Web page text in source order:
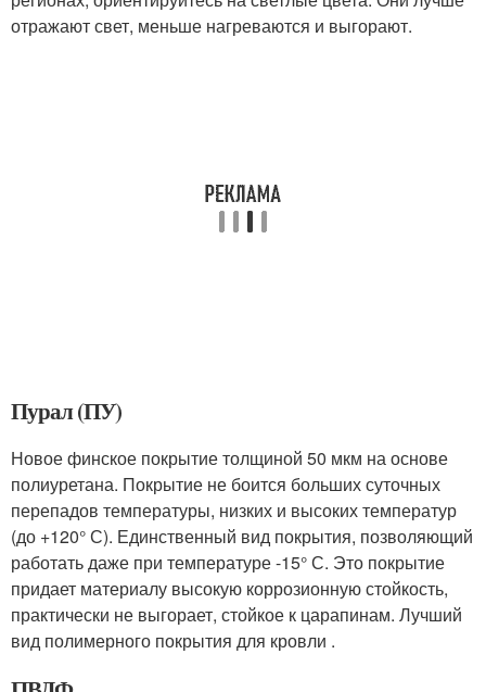
отражают свет, меньше нагреваются и выгорают.
Пурал (ПУ)
Новое финское покрытие толщиной 50 мкм на основе
полиуретана. Покрытие не боится больших суточных
перепадов температуры, низких и высоких температур
(до +120° С). Единственный вид покрытия, позволяющий
работать даже при температуре -15° С. Это покрытие
придает материалу высокую коррозионную стойкость,
практически не выгорает, стойкое к царапинам. Лучший
вид полимерного покрытия для кровли .